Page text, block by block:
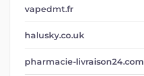
vapedmt.fr
halusky.co.uk
pharmacie-livraison24.com